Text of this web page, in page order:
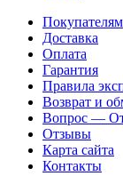
Покупателям
Доставка
Оплата
Гарантия
Правила
Возврат и
Вопрос —
Отзывы
Карта сайта
Контакты